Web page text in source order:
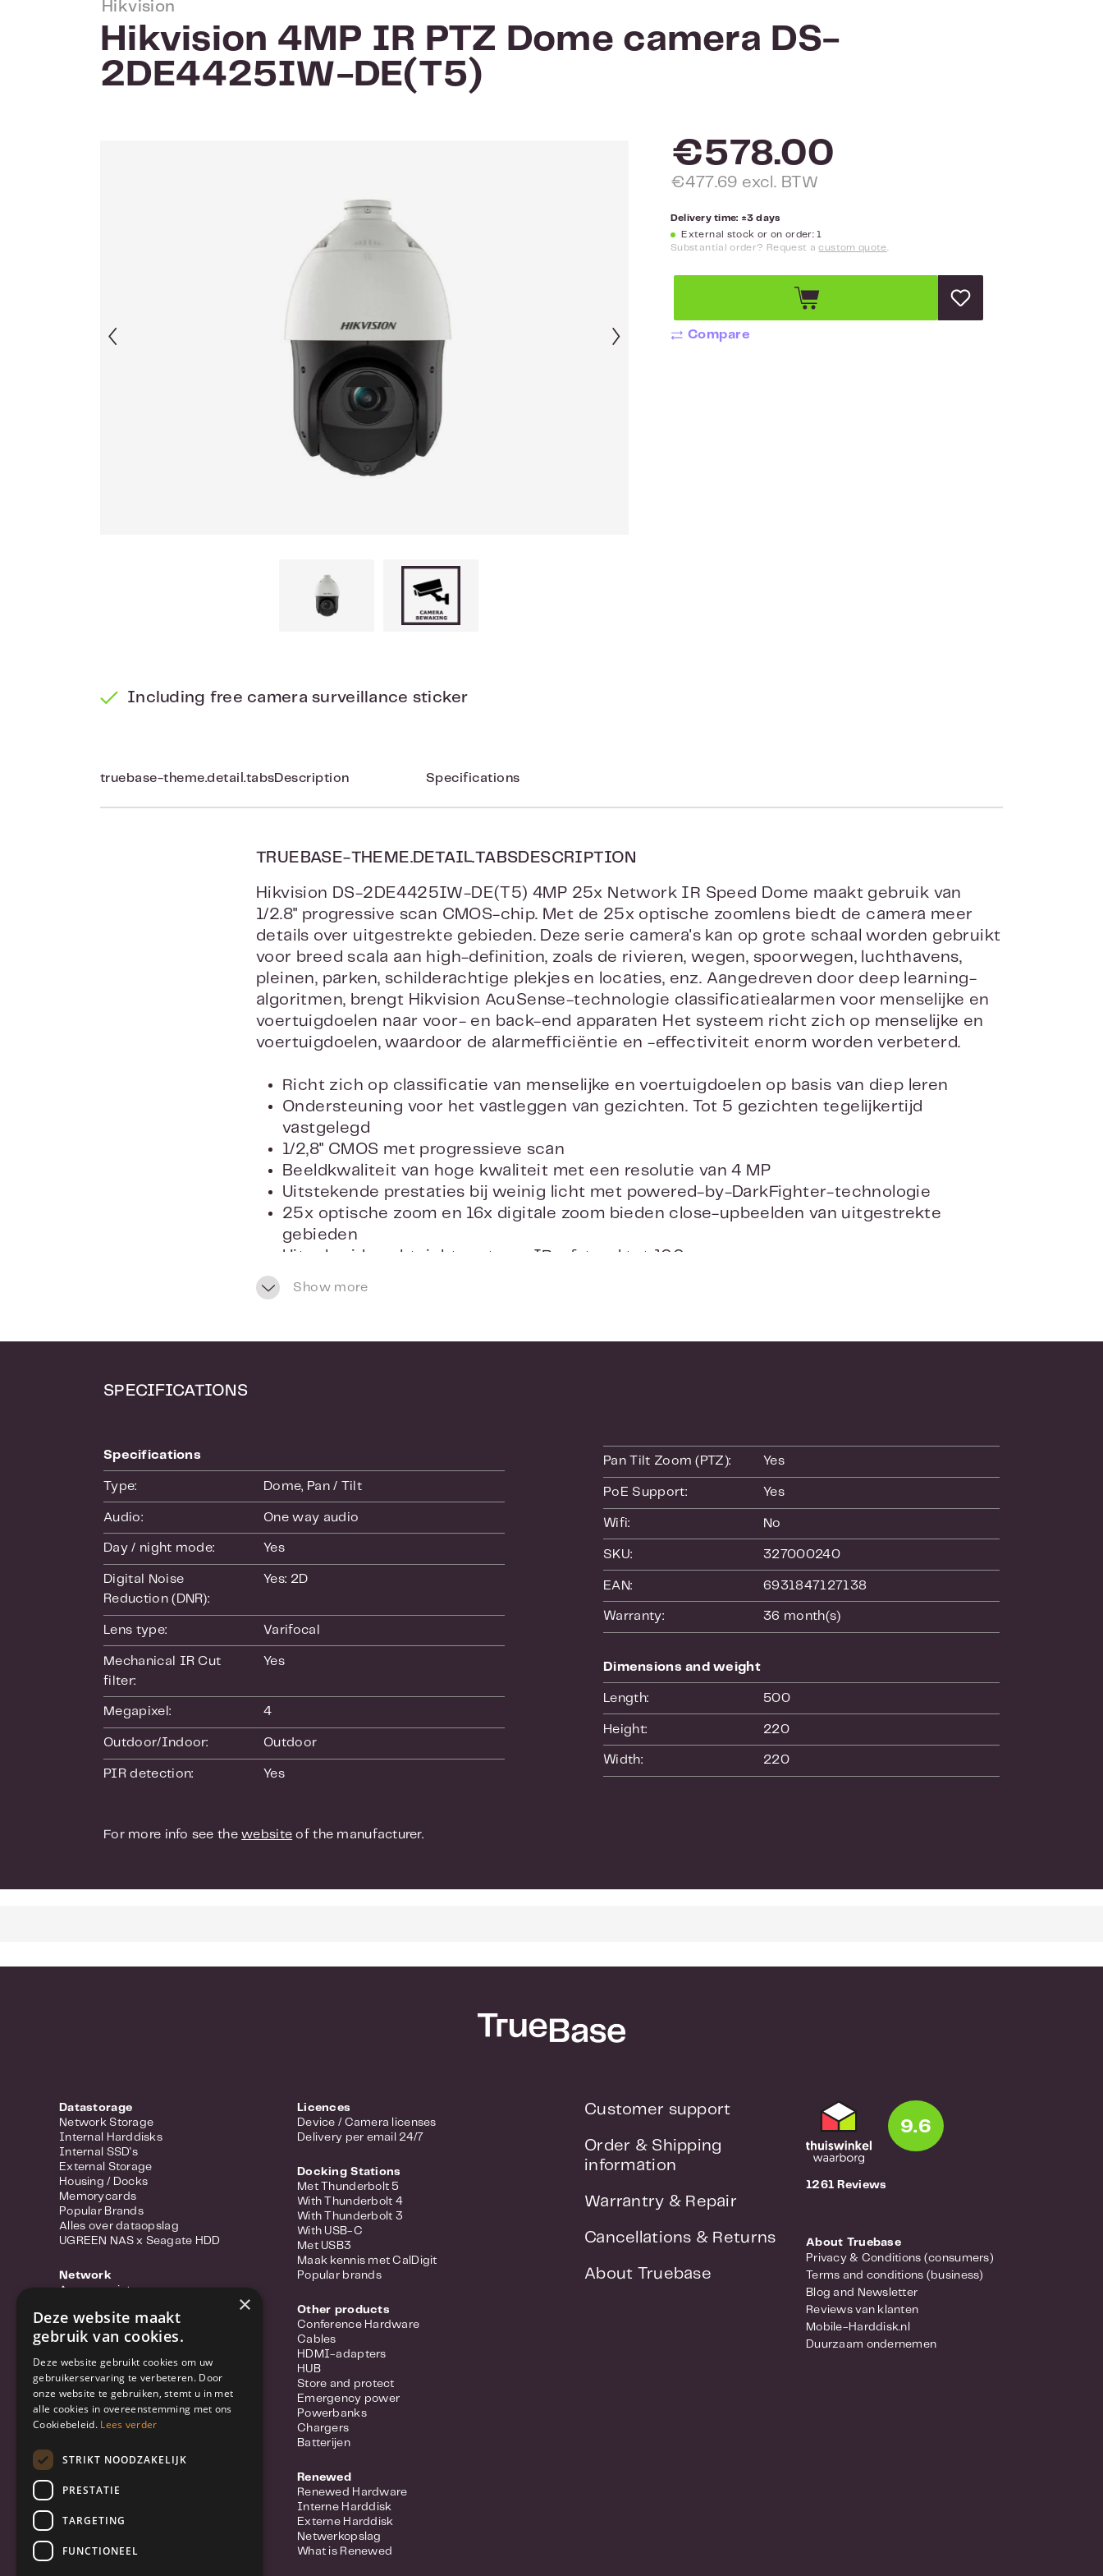
Hikvision
Hikvision 4MP IR PTZ Dome camera DS-
2DE4425IW-DE(T5)
Including free camera surveillance sticker
€578.00
€477.69 excl. BTW
Delivery time: ±3 days
External stock or on order: 1
Substantial order? Request acustom quote
Compare
truebase-theme.detail.tabsDescription Specifications
TRUEBASE-THEME.DETAIL.TABSDESCRIPTION
Hikvision DS-2DE4425IW-DE(T5) 4MP 25x Network IR Speed Dome maakt gebruik van
1/2.8" progressive scan CMOS-chip. Met de 25x optische zoomlens biedt de camera meer
details over uitgestrekte gebieden. Deze serie camera's kan op grote schaal worden gebruikt
voor breed scala aan high-definition, zoals de rivieren, wegen, spoorwegen, luchthavens,
pleinen, parken, schilderachtige plekjes en locaties, enz. Aangedreven door deep learning-
algoritmen, brengt Hikvision AcuSense-technologie classificatiealarmen voor menselijke en
voertuigdoelen naar voor- en back-end apparaten Het systeem richt zich op menselijke en
voertuigdoelen, waardoor de alarmefficiëntie en -effectiviteit enorm worden verbeterd.
Richt zich op classificatie van menselijke en voertuigdoelen op basis van diep leren
Ondersteuning voor het vastleggen van gezichten. Tot 5 gezichten tegelijkertijd
vastgelegd
1/2,8" CMOS met progressieve scan
Beeldkwaliteit van hoge kwaliteit met een resolutie van 4 MP
Uitstekende prestaties bij weinig licht met powered-by-DarkFighter-technologie
25x optische zoom en 16x digitale zoom bieden close-upbeelden van uitgestrekte
gebieden
Uitgebreid nachtzicht met een IR-afstand tot 100 m
Ondersteuning van H.265+/H.265-videocompressie
Show more
SPECIFICATIONS
Specifications
Type: Dome, Pan / Tilt
Audio: One way audio
Day / night mode: Yes
Digital Noise
Reduction (DNR):
Yes: 2D
Lens type: Varifocal
Mechanical IR Cut
filter:
Yes
Megapixel: 4
Outdoor/Indoor: Outdoor
PIR detection: Yes
Pan Tilt Zoom (PTZ): Yes
PoE Support: Yes
Wifi: No
SKU: 327000240
EAN: 6931847127138
Warranty: 36 month(s)
Dimensions and weight
Length: 500
Height: 220
Width: 220
For more info see thewebsite of the manufacturer.
Datastorage
Network Storage
Internal Harddisks
Internal SSD's
External Storage
Housing / Docks
Memorycards
Popular Brands
Alles over dataopslag
UGREEN NAS x Seagate HDD
Network
Access points
Power-over-ethernet
Range extenders
Converter
Switches
Wifi-adapters
Network Cables
Network Accessories
Security
Network Video Recorders (NVR)
Licenses
Licences
Device / Camera licenses
Delivery per email 24/7
Docking Stations
Met Thunderbolt 5
With Thunderbolt 4
With Thunderbolt 3
With USB-C
Met USB3
Maak kennis met CalDigit
Popular brands
Other products
Conference Hardware
Cables
HDMI-adapters
HUB
Store and protect
Emergency power
Powerbanks
Chargers
Batterijen
Renewed
Renewed Hardware
Interne Harddisk
Externe Harddisk
Netwerkopslag
What is Renewed
Customer support
Order & Shipping
information
Warrantry & Repair
Cancellations & Returns
About Truebase
9.6
1261 Reviews
About Truebase
Privacy & Conditions (consumers)
Terms and conditions (business)
Blog and Newsletter
Reviews van klanten
Mobile-Harddisk.nl
Duurzaam ondernemen
×
Deze website maakt
gebruik van cookies.
Deze website gebruikt cookies om uw
gebruikerservaring te verbeteren. Door
onze website te gebruiken, stemt u in met
alle cookies in overeenstemming met ons
Cookiebeleid. Lees verder
STRIKT NOODZAKELIJK
PRESTATIE
TARGETING
FUNCTIONEEL